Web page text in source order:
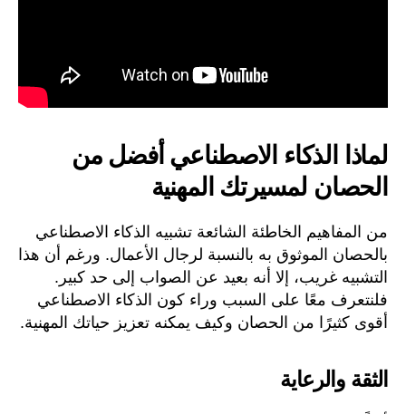
لماذا الذكاء الاصطناعي أفضل من
الحصان لمسيرتك المهنية
من المفاهيم الخاطئة الشائعة تشبيه الذكاء الاصطناعي
بالحصان الموثوق به بالنسبة لرجال الأعمال. ورغم أن هذا
التشبيه غريب، إلا أنه بعيد عن الصواب إلى حد كبير.
فلنتعرف معًا على السبب وراء كون الذكاء الاصطناعي
أقوى كثيرًا من الحصان وكيف يمكنه تعزيز حياتك المهنية.
الثقة والرعاية